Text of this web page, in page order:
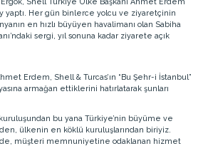
yaptı. Her gün binlerce yolcu ve ziyaretçinin
en hızlı büyüyen havalimanı olan Sabiha
sergi, yıl sonuna kadar ziyarete açık
Erdem, Shell & Turcas’ın “Bu Şehr-i İstanbul”
armağan ettiklerini hatırlatarak şunları
bu yana Türkiye’nin büyüme ve
ülkenin en köklü kuruluşlarından biriyiz.
müşteri memnuniyetine odaklanan hizmet